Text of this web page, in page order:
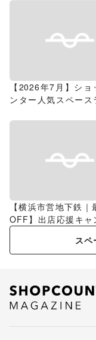
【2026年7月】ショ
ンター人気スペース
【横浜市営地下鉄｜
OFF】出店応援キャ
特集
スペ